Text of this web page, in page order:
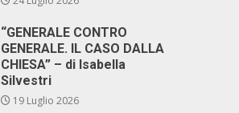
“GENERALE CONTRO
GENERALE. IL CASO DALLA
CHIESA” – di Isabella
Silvestri
19 Luglio 2026